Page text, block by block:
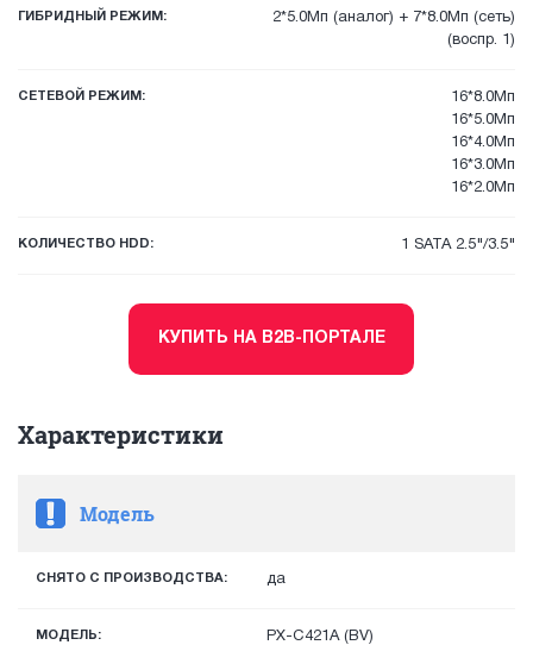
ГИБРИДНЫЙ РЕЖИМ:
2*5.0Мп (аналог) + 7*8.0Мп (сеть)
(воспр. 1)
СЕТЕВОЙ РЕЖИМ:
16*8.0Мп
16*5.0Мп
16*4.0Мп
16*3.0Мп
16*2.0Мп
КОЛИЧЕСТВО HDD: 1 SATA 2.5"/3.5"
КУПИТЬ НА B2B-ПОРТАЛЕ
Характеристики
Модель
СНЯТО С ПРОИЗВОДСТВА: да
МОДЕЛЬ: PX-C421A (BV)